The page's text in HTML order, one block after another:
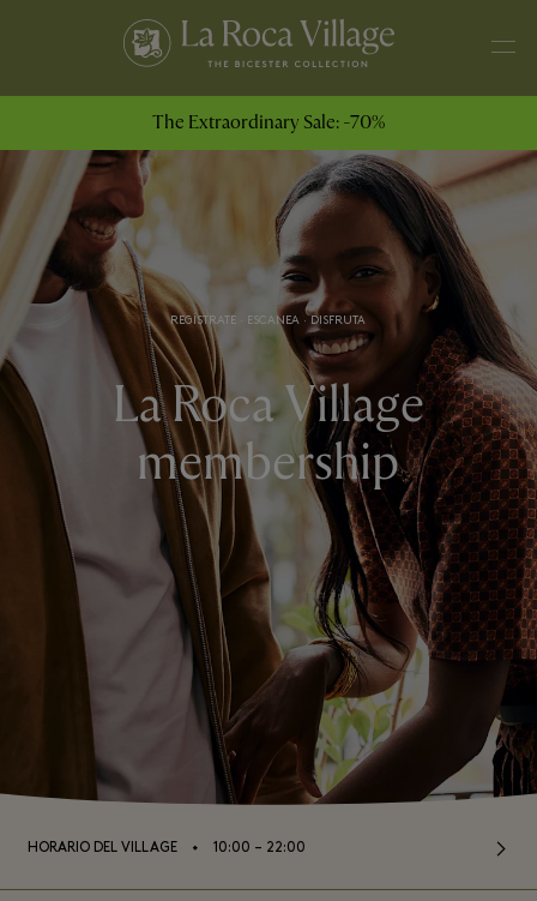
The Extraordinary Sale: -70%
REGÍSTRATE · ESCANEA · DISFRUTA
La Roca Village
membership
HORARIO DEL VILLAGE ⬩ 10:00 – 22:00